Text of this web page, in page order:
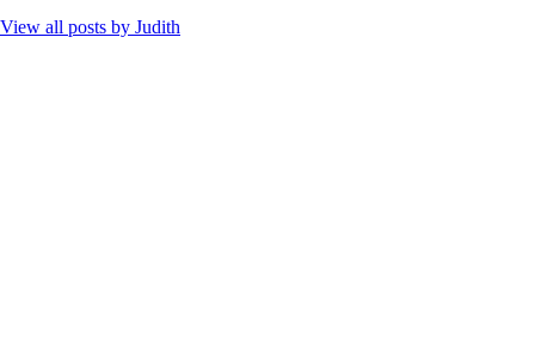
View all posts by Judith